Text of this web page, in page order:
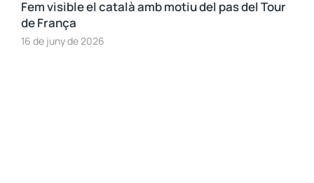
Fem visible el català amb motiu del pas del Tour
de França
16 de juny de 2026